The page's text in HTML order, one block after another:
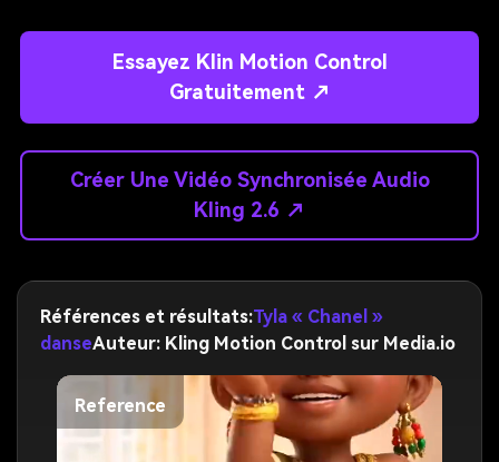
Essayez Klin Motion Control
Gratuitement ↗
Créer Une Vidéo Synchronisée Audio
Kling 2.6 ↗
Références et résultats:Tyla « Chanel »
danseAuteur: Kling Motion Control sur Media.io
Reference